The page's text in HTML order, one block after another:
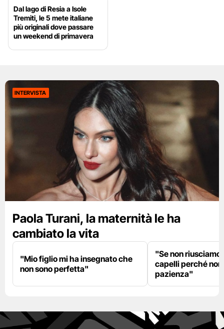
Dal lago di Resia a Isole
Tremiti, le 5 mete italiane
più originali dove passare
un weekend di primavera
INTERVISTA
Paola Turani, la maternità le ha
cambiato la vita
"Mio figlio mi ha insegnato che
non sono perfetta"
"Se non riusciamo
capelli perché
pazienza"